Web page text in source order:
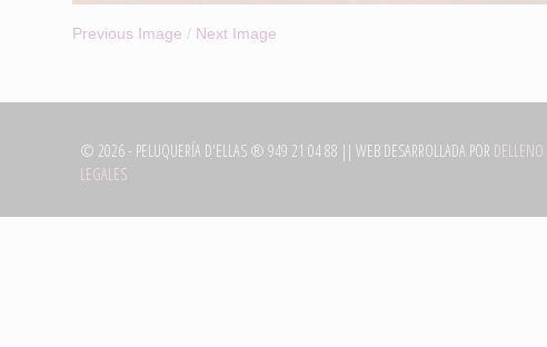
Previous Image / Next Image
© 2026- PELUQUERÍA D'ELLAS ® 949 21 04 88 || WEB DESARROLLADA POR DELLENO
LEGALES